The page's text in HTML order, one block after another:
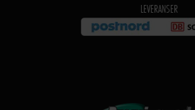
LEVERANSER